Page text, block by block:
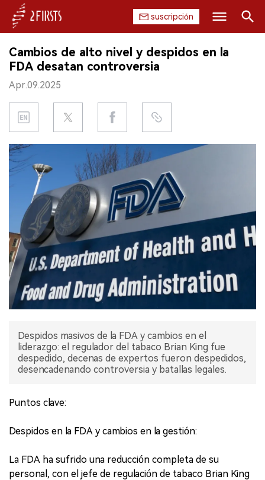
suscripción
INICIO
EMPRESA
PRODUCTO
REGULACIÓN
CHINA
DATOS
EXPOSICIÓN
ENTREVISTA
Buscar
Cambios de alto nivel y despidos en la
FDA desatan controversia
Apr.09.2025
Despidos masivos de la FDA y cambios en el
liderazgo: el regulador del tabaco Brian King fue
despedido, decenas de expertos fueron despedidos,
desencadenando controversia y batallas legales.
Puntos clave:
Despidos en la FDA y cambios en la gestión:
La FDA ha sufrido una reducción completa de su
personal, con el jefe de regulación de tabaco Brian King